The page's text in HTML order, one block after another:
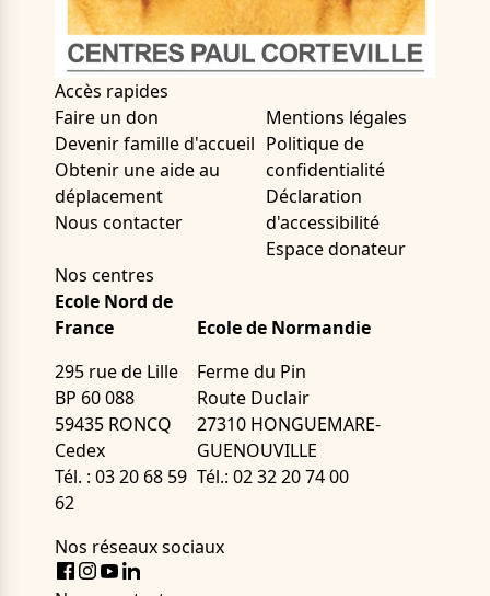
Accès rapides
Faire un don
Devenir famille d'accueil
Obtenir une aide au
déplacement
Nous contacter
Mentions légales
Politique de
confidentialité
Déclaration
d'accessibilité
Espace donateur
Nos centres
Ecole Nord de
France
295 rue de Lille
BP 60 088
59435 RONCQ
Cedex
Tél. : 03 20 68 59
62
Ecole de Normandie
Ferme du Pin
Route Duclair
27310 HONGUEMARE-
GUENOUVILLE
Tél.: 02 32 20 74 00
Nos réseaux sociaux
Facebook
Instagram
Youtube